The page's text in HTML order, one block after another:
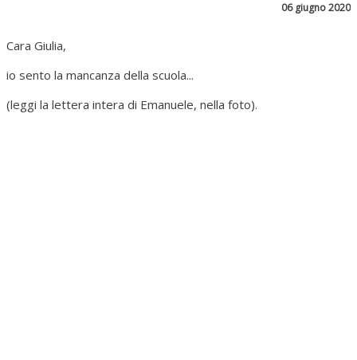
06 giugno 2020
Cara Giulia,
io sento la mancanza della scuola...
(leggi la lettera intera di Emanuele, nella foto).